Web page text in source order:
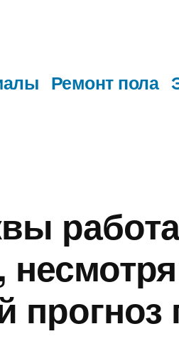
Ремонт пола
прогноз